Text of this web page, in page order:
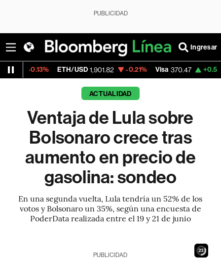
PUBLICIDAD
Ingresar
ETH/USD 1,901.82 -0.21% Visa 370.47 +0.52%
ACTUALIDAD
Ventaja de Lula sobre
Bolsonaro crece tras
aumento en precio de
gasolina: sondeo
En una segunda vuelta, Lula tendría un 52% de los
votos y Bolsonaro un 35%, según una encuesta de
PoderData realizada entre el 19 y 21 de junio
22
PUBLICIDAD